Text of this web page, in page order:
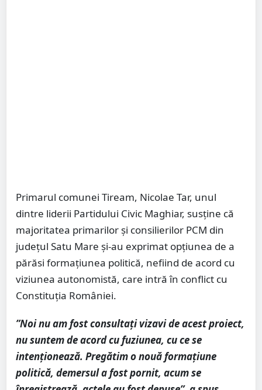
Primarul comunei Tiream, Nicolae Tar, unul
dintre liderii Partidului Civic Maghiar, susține că
majoritatea primarilor și consilierilor PCM din
județul Satu Mare și-au exprimat opțiunea de a
părăsi formațiunea politică, nefiind de acord cu
viziunea autonomistă, care intră în conflict cu
Constituția României.
”Noi nu am fost consultați vizavi de acest proiect,
nu suntem de acord cu fuziunea, cu ce se
intenționează. Pregătim o nouă formațiune
politică, demersul a fost pornit, acum se